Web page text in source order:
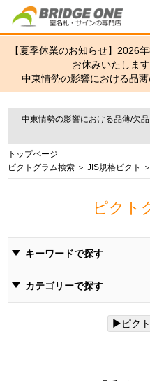
【夏季休業のお知らせ】2026
お休みいたしま
中東情勢の影響における品
中東情勢の影響における品薄/欠
トップページ
ピクトグラム検索 ＞ JIS規格ピクト
ピクト
キーワードで探す
カテゴリーで探す
ピク